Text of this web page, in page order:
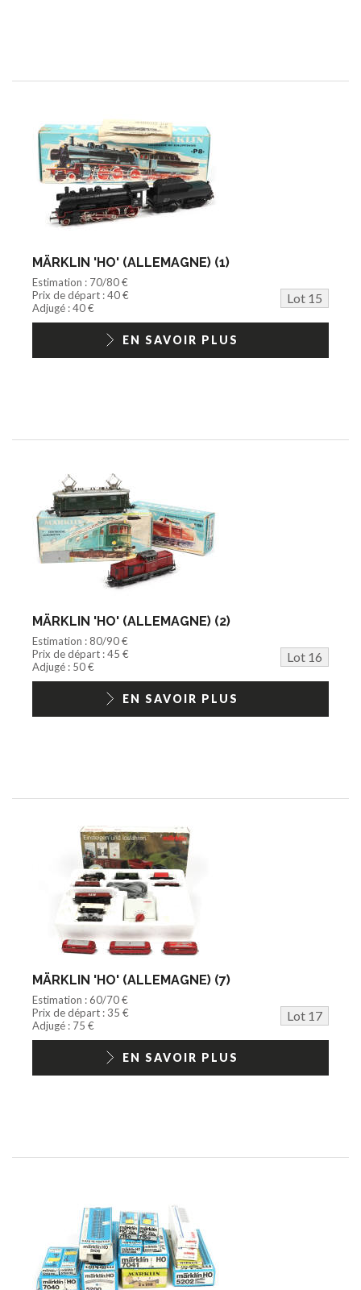
MÄRKLIN 'HO' (ALLEMAGNE) (1)
Estimation : 70/80 €
Prix de départ : 40 €
Lot 15
Adjugé : 40 €
EN SAVOIR PLUS
MÄRKLIN 'HO' (ALLEMAGNE) (2)
Estimation : 80/90 €
Prix de départ : 45 €
Lot 16
Adjugé : 50 €
EN SAVOIR PLUS
MÄRKLIN 'HO' (ALLEMAGNE) (7)
Estimation : 60/70 €
Prix de départ : 35 €
Lot 17
Adjugé : 75 €
EN SAVOIR PLUS